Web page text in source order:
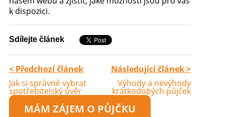
k dispozici.
Sdílejte článek
< Předchozí článek
Jak si správně vybrat
spotřebitelský úvěr
Následující článek >
Výhody a nevýhody
krátkodobých půjček
MÁM ZÁJEM O PŮJČKU